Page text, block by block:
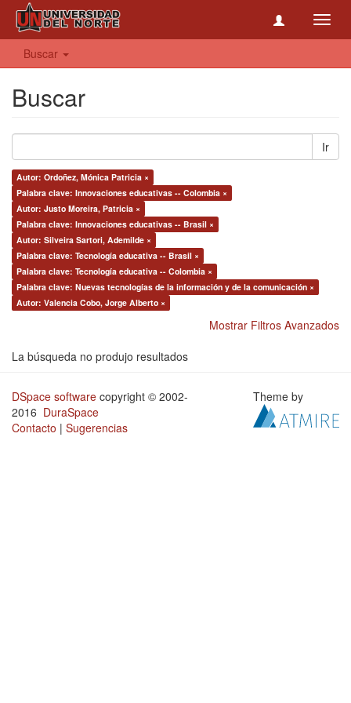
Buscar
Buscar
Ir
Autor: Ordoñez, Mónica Patricia ×
Palabra clave: Innovaciones educativas -- Colombia ×
Autor: Justo Moreira, Patricia ×
Palabra clave: Innovaciones educativas -- Brasil ×
Autor: Silveira Sartori, Ademilde ×
Palabra clave: Tecnología educativa -- Brasil ×
Palabra clave: Tecnología educativa -- Colombia ×
Palabra clave: Nuevas tecnologías de la información y de la comunicación ×
Autor: Valencia Cobo, Jorge Alberto ×
Mostrar Filtros Avanzados
La búsqueda no produjo resultados
DSpace software copyright © 2002-
2016 DuraSpace
Contacto | Sugerencias
Theme by